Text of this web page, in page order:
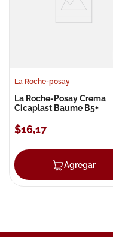
La Roche-posay
La Roche-Posay Crema
Cicaplast Baume B5+
$16,17
Agregar